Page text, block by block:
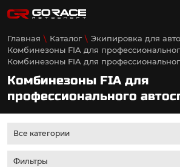
Главная Каталог
Экипировка для
Комбинезоны FIA для
Комбинезоны FIA для
Комбинезоны FIA для
профессионального
Все категории
Фильтры